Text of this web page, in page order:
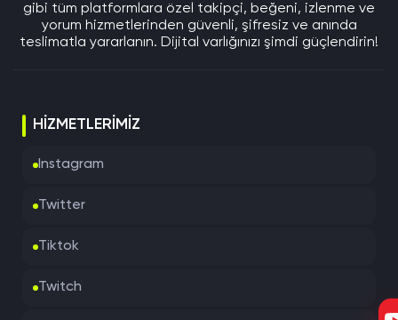
gibi tüm platformlara özel takipçi, beğeni, izlenme ve
yorum hizmetlerinden güvenli, şifresiz ve anında
teslimatla yararlanın. Dijital varlığınızı şimdi güçlendirin!
HIZMETLERIMIZ
Instagram
Twitter
Tiktok
Twitch